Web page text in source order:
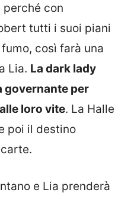
con
tutti i suoi piani
così farà una
Lia. La dark lady
governante per
loro vite. La Halle
poi il destino
e Lia prenderà